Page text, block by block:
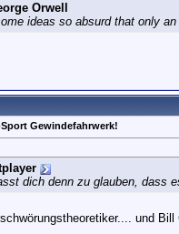
Orwell
ideas so absurd that only
Gewindefahrwerk!
dich denn zu glauben, dass
und